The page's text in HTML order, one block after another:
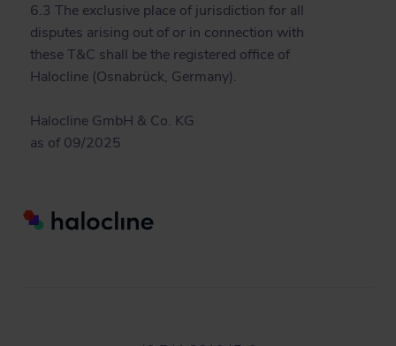
6.3 The exclusive place of jurisdiction for all
disputes arising out of or in connection with
these T&C shall be the registered office of
Halocline (Osnabrück, Germany).
Halocline GmbH & Co. KG
as of 09/2025